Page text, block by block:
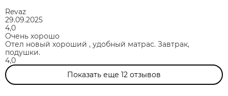
Revaz
29.09.2025
4,0
Очень хорошо
Отел новый хороший , удобный матрас. Завтрак,
подушки.
4,0
Показать еще 12 отзывов